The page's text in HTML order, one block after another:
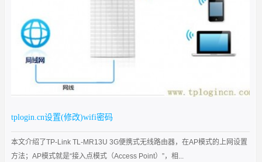
tplogin.cn设置(修改)wifi密码
本文介绍了TP-Link TL-MR13U 3G便携式无线路由器，在AP模式的上网设置
方法；AP模式就是“接入点模式（Access Point）”，相...